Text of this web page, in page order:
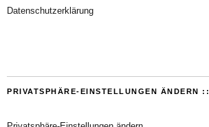
Datenschutzerklärung
PRIVATSPHÄRE-EINSTELLUNGEN ÄNDERN ::